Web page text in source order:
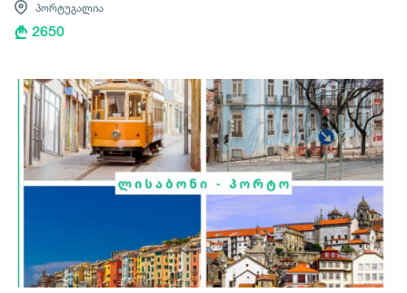
პორტუგალია
2650